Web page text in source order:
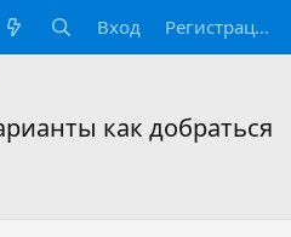
Вход Регистрация
как добраться